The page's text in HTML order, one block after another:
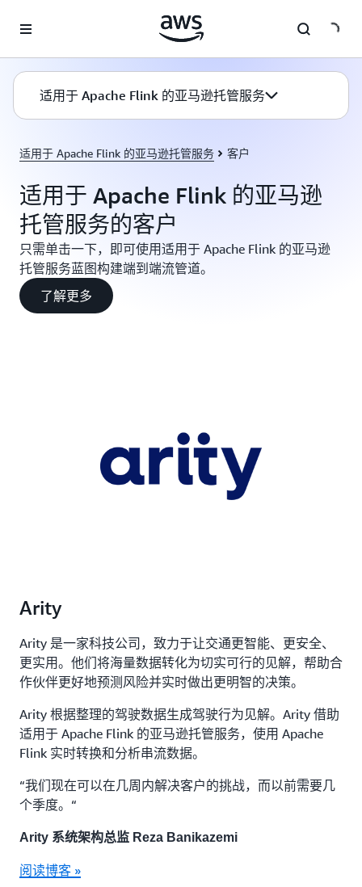
适用于 Apache Flink 的亚马逊托管服务
适用于 Apache Flink 的亚马逊托管服务 客户
适用于 Apache Flink 的亚马逊
托管服务的客户
只需单击一下，即可使用适用于 Apache Flink 的亚马逊
托管服务蓝图构建端到端流管道。
了解更多
Arity
Arity 是一家科技公司，致力于让交通更智能、更安全、
更实用。他们将海量数据转化为切实可行的见解，帮助合
作伙伴更好地预测风险并实时做出更明智的决策。
Arity 根据整理的驾驶数据生成驾驶行为见解。Arity 借助
适用于 Apache Flink 的亚马逊托管服务，使用 Apache
Flink 实时转换和分析串流数据。
“我们现在可以在几周内解决客户的挑战，而以前需要几
个季度。“
Arity 系统架构总监 Reza Banikazemi
阅读博客 »